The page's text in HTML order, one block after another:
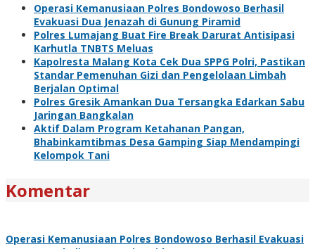
Operasi Kemanusiaan Polres Bondowoso Berhasil
Evakuasi Dua Jenazah di Gunung Piramid
Polres Lumajang Buat Fire Break Darurat Antisipasi
Karhutla TNBTS Meluas
Kapolresta Malang Kota Cek Dua SPPG Polri, Pastikan
Standar Pemenuhan Gizi dan Pengelolaan Limbah
Berjalan Optimal
Polres Gresik Amankan Dua Tersangka Edarkan Sabu
Jaringan Bangkalan
Aktif Dalam Program Ketahanan Pangan,
Bhabinkamtibmas Desa Gamping Siap Mendampingi
Kelompok Tani
Komentar
Operasi Kemanusiaan Polres Bondowoso Berhasil Evakuasi